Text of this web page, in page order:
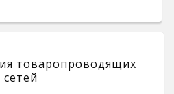
товаропроводящих
сетей